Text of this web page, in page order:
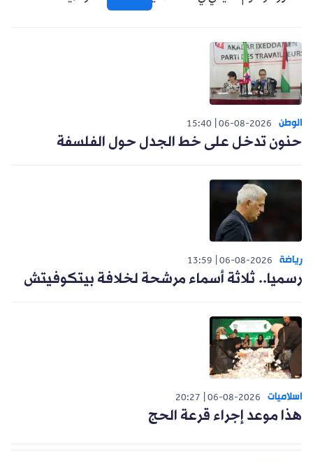
الوطن 06-08-2026
15:40
حنون تدخل على خط الجدل حول الفلسفة
رياضة 06-08-2026
13:59
رسميا.. ثلاثة أسماء مرشحة لخلافة بيتكوفيتش
اسلاميات 06-08-2026
20:27
هذا موعد إجراء قرعة الحج